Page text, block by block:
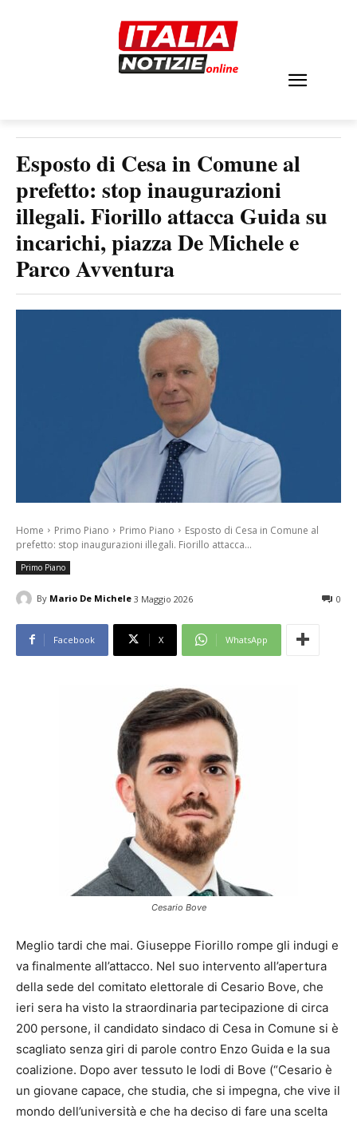
Esposto di Cesa in Comune al
prefetto: stop inaugurazioni
illegali. Fiorillo attacca Guida su
incarichi, piazza De Michele e
Parco Avventura
Home Primo Piano Primo Piano
Esposto di Cesa in Comune al
prefetto: stop inaugurazioni illegali. Fiorillo attacca...
Primo Piano
By Mario De Michele 3 Maggio 2026 0
Facebook X WhatsApp
Cesario Bove
Meglio tardi che mai. Giuseppe Fiorillo rompe gli indugi e
va finalmente all’attacco. Nel suo intervento all’apertura
della sede del comitato elettorale di Cesario Bove, che
ieri sera ha visto la straordinaria partecipazione di circa
200 persone, il candidato sindaco di Cesa in Comune si è
scagliato senza giri di parole contro Enzo Guida e la sua
coalizione. Dopo aver tessuto le lodi di Bove (“Cesario è
un giovane capace, che studia, che si impegna, che vive il
mondo dell’università e che ha deciso di fare una scelta